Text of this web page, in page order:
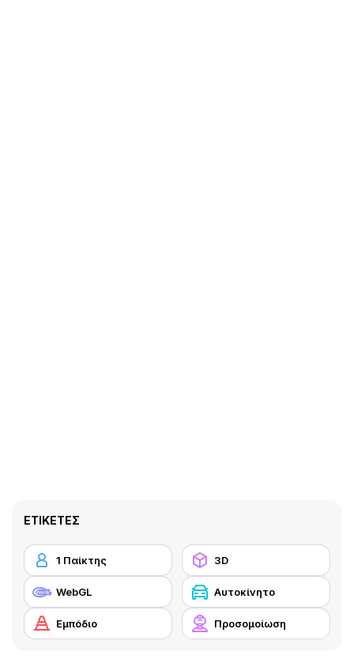
ΕΤΙΚΈΤΕΣ
1 Παίκτης 3D
WebGL Αυτοκίνητο
Εμπόδιο Προσομοίωση